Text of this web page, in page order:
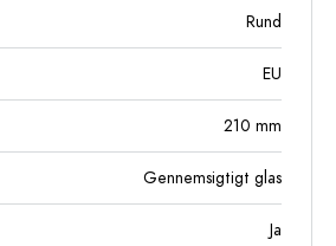
Rund
EU
210 mm
Gennemsigtigt glas
Ja